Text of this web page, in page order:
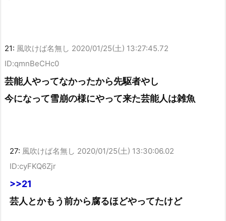
21: 風吹けば名無し 2020/01/25(土) 13:27:45.72
ID:qmnBeCHc0
芸能人やってなかったから先駆者やし
今になって雪崩の様にやって来た芸能人は雑魚
27: 風吹けば名無し 2020/01/25(土) 13:30:06.02
ID:cyFKQ6Zjr
>>21
芸人とかもう前から腐るほどやってたけど